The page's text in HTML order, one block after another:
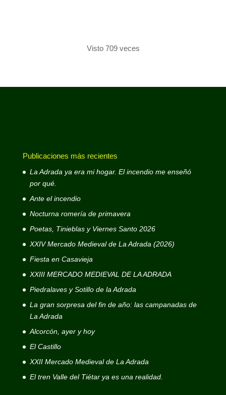
Visto 709 veces
Publicaciones más recientes
La Adrada ya era mi hogar. El incendio me enseñó
por qué.
Ante el incendio
Nocturna romería de primavera
Poetas, Tinieblas y Viernes Santo 2026
XXIV Mercado Medieval de La Adrada (2026)
Fiesta en Casavieja
XXIII MERCADO MEDIEVAL DE LA ADRADA
Piedralaves y Sotillo de la Adrada
La gran sorpresa del fin de año: las campanadas de
La Adrada
Alcorcón, ayer y hoy
El Castillo
XXII Mercado Medieval de La Adrada
El tren Valle del Tiétar ya es una realidad.